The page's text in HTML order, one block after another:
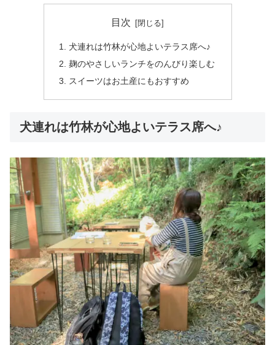
目次
犬連れは竹林が心地よいテラス席へ♪
麹のやさしいランチをのんびり楽しむ
スイーツはお土産にもおすすめ
犬連れは竹林が心地よいテラス席へ♪